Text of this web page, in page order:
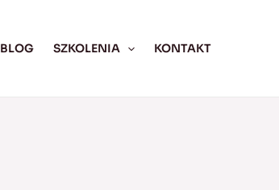
BLOG SZKOLENIA KONTAKT